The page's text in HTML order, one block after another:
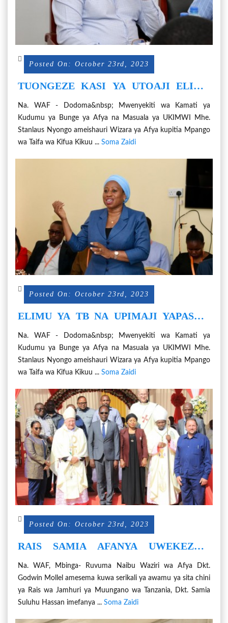
Posted On: October 23rd, 2023
TUONGEZE KASI YA UTOAJI ELIMU
KIKUU
Na. WAF - Dodoma&nbsp; Mwenyekiti wa Kamati ya
Kudumu ya Bunge ya Afya na Masuala ya UKIMWI Mhe.
Stanlaus Nyongo ameishauri Wizara ya Afya kupitia Mpango
wa Taifa wa Kifua Kikuu ... Soma Zaidi
Posted On: October 23rd, 2023
ELIMU YA TB NA UPIMAJI YAPASWA
Na. WAF - Dodoma&nbsp; Mwenyekiti wa Kamati ya
Kudumu ya Bunge ya Afya na Masuala ya UKIMWI Mhe.
Stanlaus Nyongo ameishauri Wizara ya Afya kupitia Mpango
wa Taifa wa Kifua Kikuu ... Soma Zaidi
Posted On: October 23rd, 2023
RAIS SAMIA AFANYA UWEKEZAJI
WATANZANIA
Na. WAF, Mbinga- Ruvuma Naibu Waziri wa Afya Dkt.
Godwin Mollel amesema kuwa serikali ya awamu ya sita chini
ya Rais wa Jamhuri ya Muungano wa Tanzania, Dkt. Samia
Suluhu Hassan imefanya ... Soma Zaidi